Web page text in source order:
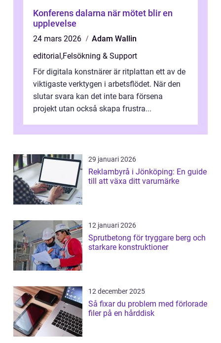
Konferens dalarna när mötet blir en
upplevelse
24 mars 2026
Adam Wallin
editorial,Felsökning & Support
För digitala konstnärer är ritplattan ett av de
viktigaste verktygen i arbetsflödet. När den
slutar svara kan det inte bara försena
projekt utan också skapa frustra...
29 januari 2026
Reklambyrå i Jönköping: En guide
till att växa ditt varumärke
12 januari 2026
Sprutbetong för tryggare berg och
starkare konstruktioner
12 december 2025
Så fixar du problem med förlorade
filer på en hårddisk